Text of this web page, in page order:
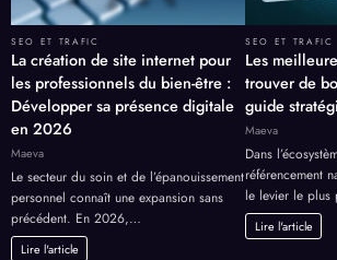
SEO ET TRAFIC
La création de site internet pour
les professionnels du bien-être :
Développer sa présence digitale
en 2026
Maeva
Le secteur du soin et de l’épanouissement
personnel connaît une expansion sans
précédent. En 2026,…
Lire l'article
SEO ET TRAFIC
Les
trouver de
guide
Maeva
Dans
référencement
le levier le
Lire l'article